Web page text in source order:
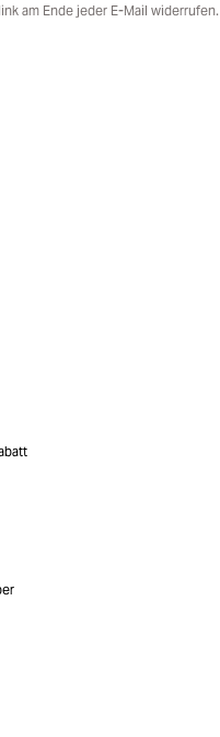
am Ende jeder E-Mail widerrufen.